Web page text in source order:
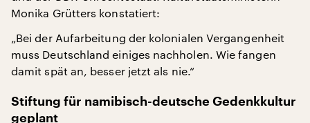
Monika Grütters konstatiert:
„Bei der Aufarbeitung der kolonialen Vergangenheit
muss Deutschland einiges nachholen. Wie fangen
damit spät an, besser jetzt als nie.“
Stiftung für namibisch-deutsche Gedenkkultur
geplant